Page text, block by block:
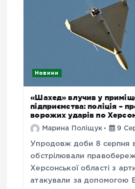
Новини
«Шахед» влучив у
підприємства: поліція –
ворожих ударів по
Марина Поліщук 9
Упродовж доби 8 серпня
обстрілювали
Херсонської області з
атакували за допомогою